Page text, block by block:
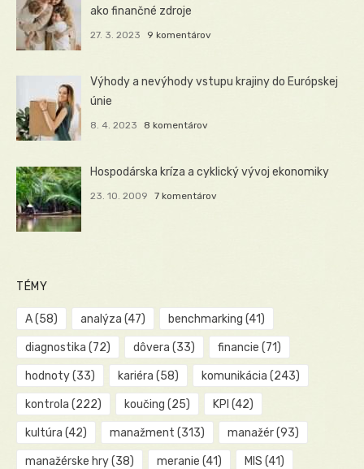
ako finančné zdroje
27. 3. 2023 9 komentárov
Výhody a nevýhody vstupu krajiny do Európskej
únie
8. 4. 2023 8 komentárov
Hospodárska kríza a cyklický vývoj ekonomiky
23. 10. 2009 7 komentárov
TÉMY
A(58) analýza (47) benchmarking (41)
diagnostika (72) dôvera (33) financie (71)
hodnoty(33) kariéra (58) komunikácia (243)
kontrola (222) koučing (25) KPI (42)
kultúra (42) manažment (313) manažér(93)
manažérske hry(38) meranie (41) MIS (41)